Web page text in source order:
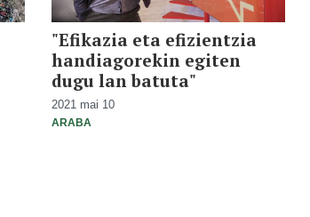
"Efikazia eta efizientzia
handiagorekin egiten
dugu lan batuta"
2021 mai 10
ARABA